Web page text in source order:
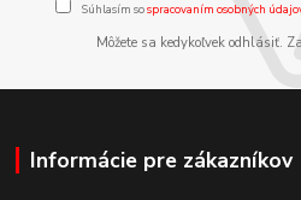
Súhlasím sospracovaním osobných
Môžete sa kedykoľvek odhlásiť.
Informácie pre zákazníkov